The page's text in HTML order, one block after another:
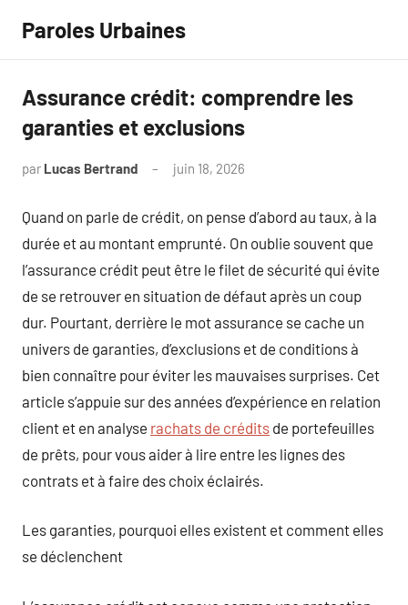
contenu
Paroles Urbaines
Assurance crédit: comprendre les
garanties et exclusions
par Lucas Bertrand juin 18, 2026
Quand on parle de crédit, on pense d’abord au taux, à la
durée et au montant emprunté. On oublie souvent que
l’assurance crédit peut être le filet de sécurité qui évite
de se retrouver en situation de défaut après un coup
dur. Pourtant, derrière le mot assurance se cache un
univers de garanties, d’exclusions et de conditions à
bien connaître pour éviter les mauvaises surprises. Cet
article s’appuie sur des années d’expérience en relation
client et en analyse rachats de crédits de portefeuilles
de prêts, pour vous aider à lire entre les lignes des
contrats et à faire des choix éclairés.
Les garanties, pourquoi elles existent et comment elles
se déclenchent